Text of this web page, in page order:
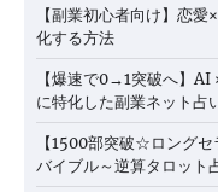
【副業初心者向け】恋
化する方法
【爆速で0→1突破へ】
に特化した副業ネット占
【1500部突破☆ロング
バイブル～逆算タロット